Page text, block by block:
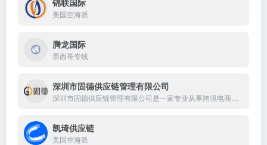
美国空海派
腾龙国际
墨西哥专线
深圳市固德供应链管理有限公司
凯琦供应链
美国空海派